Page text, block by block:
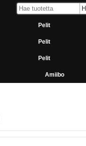
Pelit
Pelit
Pelit
Amiibo